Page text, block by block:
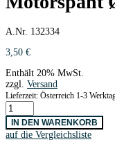
A.Nr. 132334
3,50 €
Enthält 20% MwSt.
zzgl. Versand
Lieferzeit: Österreich 1-3
Motorspant
Ø
32
mm
IN DEN WARENKORB
auf die Vergleichsliste